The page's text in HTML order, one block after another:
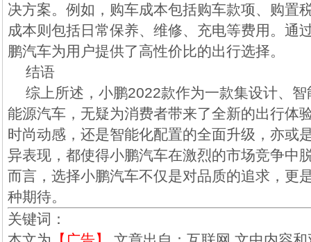
决方案。例如，购车成本包括购车款项、购置
成本则包括日常保养、维修、充电等费用。通
鹏汽车为用户提供了高性价比的出行选择。
结语
综上所述，小鹏2022款作为一款集设计、
能源汽车，无疑为消费者带来了全新的出行体
时尚动感，还是智能化配置的全面升级，亦或
异表现，都使得小鹏汽车在激烈的市场竞争中
而言，选择小鹏汽车不仅是对品质的追求，更
种期待。
关键词：